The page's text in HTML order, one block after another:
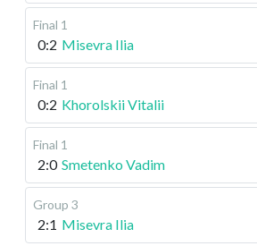
Final 1
0:2 Misevra Ilia
Final 1
0:2 Khorolskii Vitalii
Final 1
2:0 Smetenko Vadim
Group 3
2:1 Misevra Ilia